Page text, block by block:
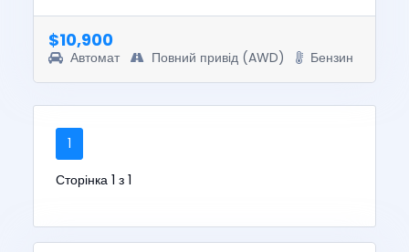
was $27100. This...
$10,900
Автомат Повний привід (AWD) Бензин
1
Сторінка 1 з 1